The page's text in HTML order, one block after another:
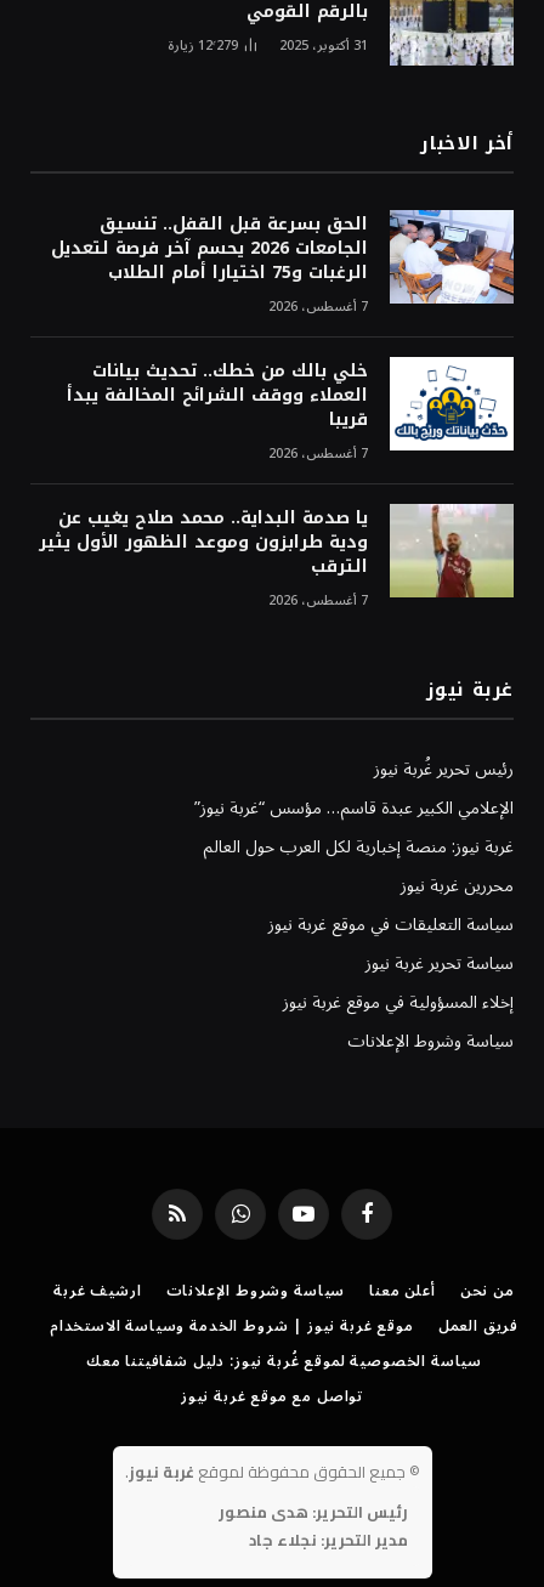
بالرقم القومي
31 أكتوبر، 2025 12٬279 زيارة
أخر الاخبار
الحق بسرعة قبل القفل.. تنسيق
الجامعات 2026 يحسم آخر فرصة لتعديل
الرغبات و75 اختيارا أمام الطلاب
7 أغسطس، 2026
خلي بالك من خطك.. تحديث بيانات
العملاء ووقف الشرائح المخالفة يبدأ
قريبا
7 أغسطس، 2026
يا صدمة البداية.. محمد صلاح يغيب عن
ودية طرابزون وموعد الظهور الأول يثير
الترقب
7 أغسطس، 2026
غربة نيوز
رئيس تحرير غُربة نيوز
الإعلامي الكبير عبدة قاسم… مؤسس “غربة نيوز”
غربة نيوز: منصة إخبارية لكل العرب حول العالم
محررين غربة نيوز
سياسة التعليقات في موقع غربة نيوز
سياسة تحرير غربة نيوز
إخلاء المسؤولية في موقع غربة نيوز
سياسة وشروط الإعلانات
فيسبوك يوتيوب واتساب RSS
من نحن أعلن معنا سياسة وشروط الإعلانات
ارشيف غربة
فريق العمل
موقع غربة نيوز | شروط الخدمة وسياسة الاستخدام
سياسة الخصوصية لموقع غُربة نيوز: دليل شفافيتنا معك
تواصل مع موقع غربة نيوز
© جميع الحقوق محفوظة لموقع غربة نيوز.
رئيس التحرير: هدى منصور
مدير التحرير: نجلاء جاد